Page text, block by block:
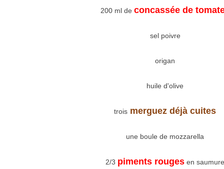
200 ml de concassée de
sel poivre
origan
huile d'olive
trois merguez déjà cuites
une boule de mozzarella
2/3 piments rouges en saumure